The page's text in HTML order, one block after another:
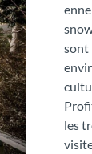
sont
les